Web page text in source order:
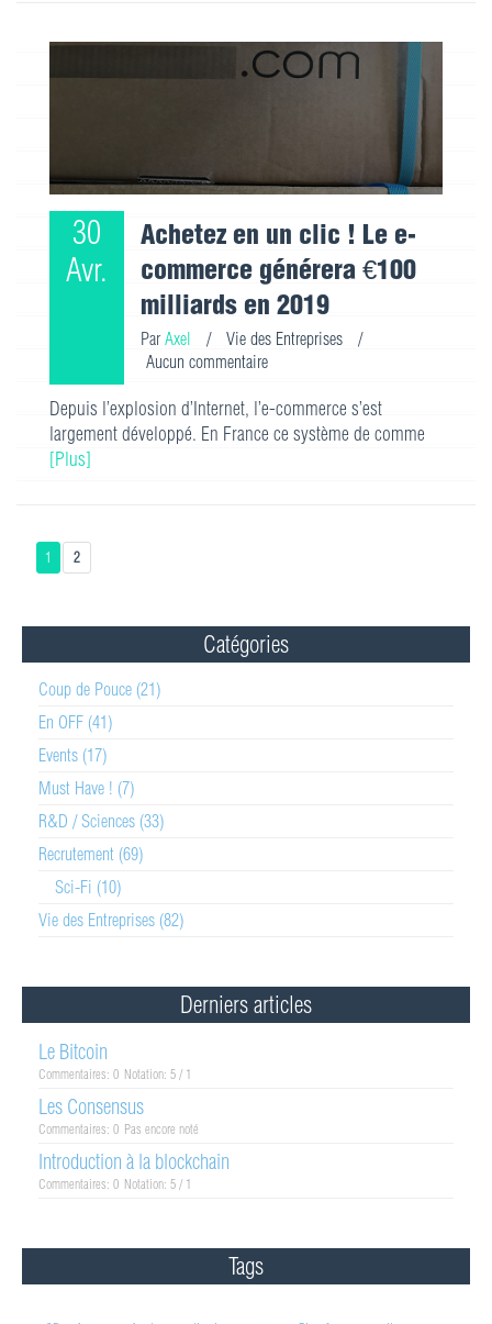
30
Avr.
Achetez en un clic ! Le e-
commerce générera €100
milliards en 2019
Par Axel / Vie des Entreprises
/
Aucun commentaire
Depuis l’explosion d’Internet, l’e-commerce s’est
largement développé. En France ce système de comme
[Plus]
1 2
Catégories
Coup de Pouce (21)
En OFF (41)
Events (17)
Must Have ! (7)
R&D / Sciences (33)
Recrutement (69)
Sci-Fi (10)
Vie des Entreprises (82)
Derniers articles
Le Bitcoin
Commentaires: 0 Notation: 5 / 1
Les Consensus
Commentaires: 0 Pas encore noté
Introduction à la blockchain
Commentaires: 0 Notation: 5 / 1
Tags